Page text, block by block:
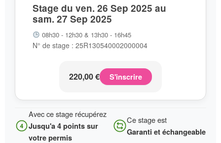
Stage du ven. 26 Sep 2025 au
sam. 27 Sep 2025
08h30 - 12h30 & 13h30 - 16h45
N° de stage : 25R130540002000004
220,00€ S'inscrire
Avec ce stage récupérez
Jusqu'a 4 points sur
votre permis
Ce stage est
Garanti et échangeable